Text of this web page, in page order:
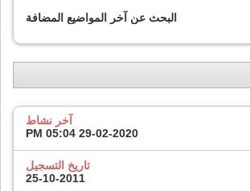
البحث عن آخر المواضيع المضافة
آخر نشاط
29-02-2020
05:04 PM
تاريخ التسجيل
25-10-2011